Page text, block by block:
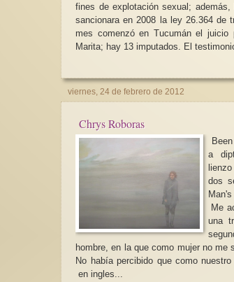
fines de explotación sexual;
sancionara en 2008 la ley 26.364 de
mes comenzó en Tucumán el juicio
Marita; hay 13 imputados. El
viernes, 24 de febrero de 2012
Chrys Roboras
a
lienzo Chrys ha
dos
Man's Land
Me
una
hombre, en la que como mujer no me
No había percibido que como
en ingles...